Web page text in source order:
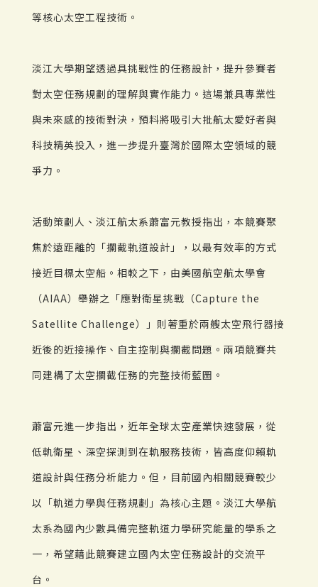
等核心太空工程技術。
淡江大學期望透過具挑戰性的任務設計，提升參賽者
對太空任務規劃的理解與實作能力。這場兼具專業性
與未來感的技術對決，預料將吸引大批航太愛好者與
科技精英投入，進一步提升臺灣於國際太空領域的競
爭力。
活動策劃人、淡江航太系蕭富元教授指出，本競賽聚
焦於遠距離的「攔截軌道設計」，以最有效率的方式
接近目標太空船。相較之下，由美國航空航太學會
（AIAA）舉辦之「應對衛星挑戰（Capture the
Satellite Challenge）」則著重於兩艘太空飛行器接
近後的近接操作、自主控制與攔截問題。兩項競賽共
同建構了太空攔截任務的完整技術藍圖。
蕭富元進一步指出，近年全球太空產業快速發展，從
低軌衛星、深空探測到在軌服務技術，皆高度仰賴軌
道設計與任務分析能力。但，目前國內相關競賽較少
以「軌道力學與任務規劃」為核心主題。淡江大學航
太系為國內少數具備完整軌道力學研究能量的學系之
一，希望藉此競賽建立國內太空任務設計的交流平
台。